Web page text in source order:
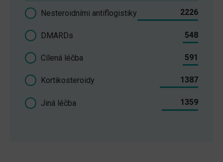
Nesteroidními antiflogistiky 2226
DMARDs 548
Cílená léčba 591
Kortikosteroidy 1387
Jiná léčba 1359